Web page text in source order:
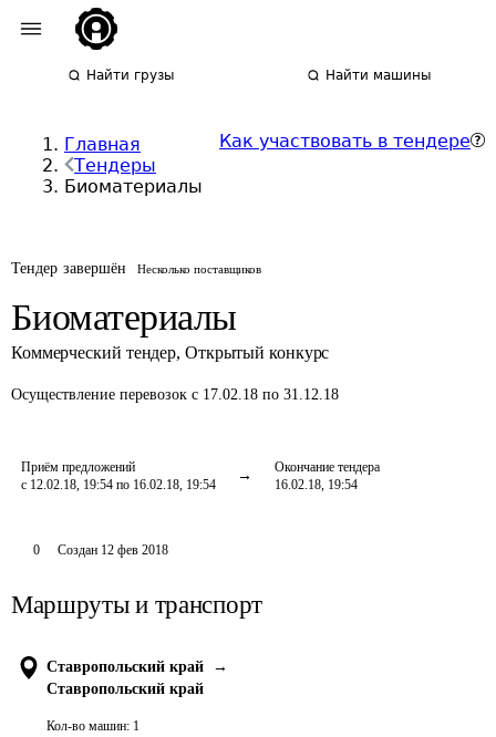
Найти грузы Найти машины
Главная
Тендеры
Биоматериалы
Как участвовать в тендере
Тендер завершён Несколько поставщиков
Биоматериалы
Коммерческий тендер, Открытый конкурс
Осуществление перевозок с 17.02.18 по 31.12.18
Приём предложений
с 12.02.18, 19:54 по 16.02.18, 19:54
Окончание тендера
16.02.18, 19:54
0 Создан 12 фев 2018
Маршруты и транспорт
Ставропольский край
→
Ставропольский край
Кол-во машин: 1